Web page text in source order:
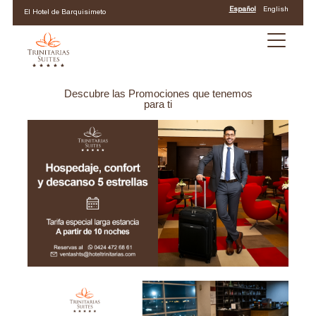
El Hotel de Barquisimeto Español English
Descubre las Promociones que tenemos
para ti